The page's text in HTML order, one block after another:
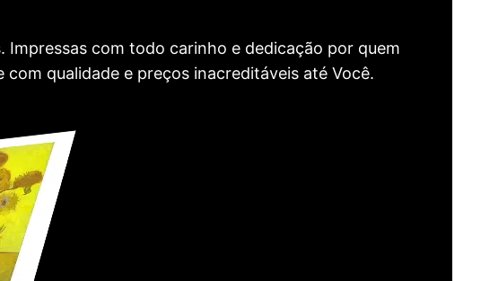
com todo carinho e dedicação por quem
qualidade e preços inacreditáveis até Você.